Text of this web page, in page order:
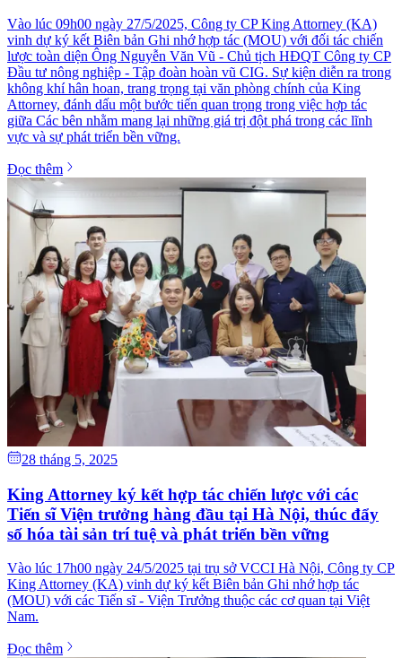
Vào lúc 09h00 ngày 27/5/2025, Công ty CP King Attorney (KA)
vinh dự ký kết Biên bản Ghi nhớ hợp tác (MOU) với đối tác chiến
lược toàn diện Ông Nguyễn Văn Vũ - Chủ tịch HĐQT Công ty CP
Đầu tư nông nghiệp - Tập đoàn hoàn vũ CIG. Sự kiện diễn ra trong
không khí hân hoan, trang trọng tại văn phòng chính của King
Attorney, đánh dấu một bước tiến quan trọng trong việc hợp tác
giữa Các bên nhằm mang lại những giá trị đột phá trong các lĩnh
vực và sự phát triển bền vững.
Đọc thêm
28 tháng 5, 2025
King Attorney ký kết hợp tác chiến lược với các
Tiến sĩ Viện trưởng hàng đầu tại Hà Nội, thúc đẩy
số hóa tài sản trí tuệ và phát triển bền vững
Vào lúc 17h00 ngày 24/5/2025 tại trụ sở VCCI Hà Nội, Công ty CP
King Attorney (KA) vinh dự ký kết Biên bản Ghi nhớ hợp tác
(MOU) với các Tiến sĩ - Viện Trưởng thuộc các cơ quan tại Việt
Nam.
Đọc thêm